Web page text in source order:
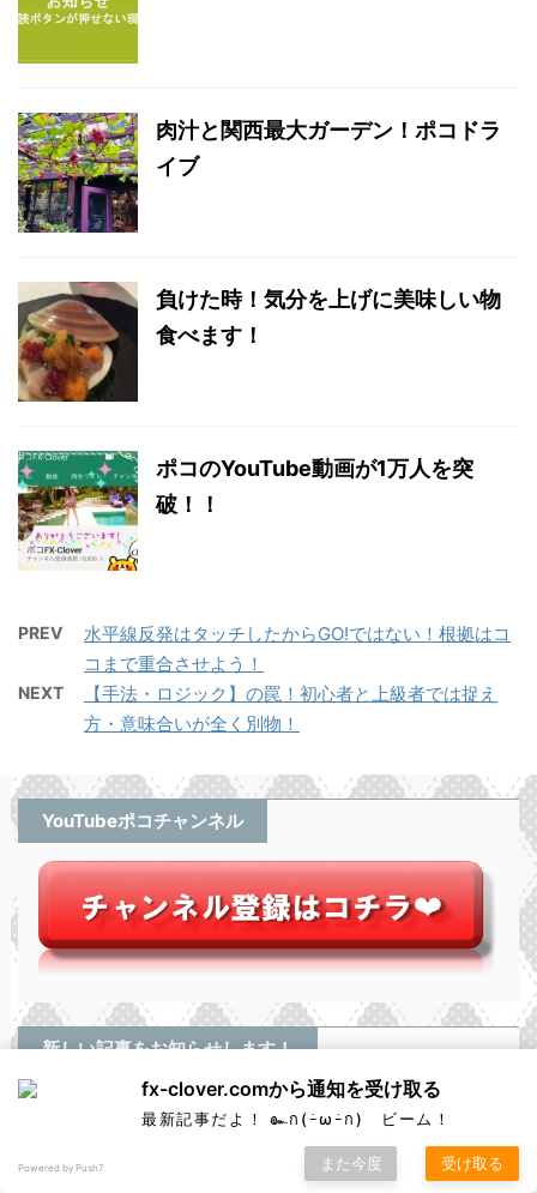
肉汁と関西最大ガーデン！ポコドラ
イブ
負けた時！気分を上げに美味しい物
食べます！
ポコのYouTube動画が1万人を突
破！！
PREV
水平線反発はタッチしたからGO!ではない！根拠はコ
コまで重合させよう！
NEXT
【手法・ロジック】の罠！初心者と上級者では捉え
方・意味合いが全く別物！
YouTubeポコチャンネル
新しい記事をお知らせします！
fx-clover.comから通知を受け取る
最新記事だよ！ ๛ก(ｰ̀ωｰ́ก) ビーム！
Powered by Push7 また今度 受け取る